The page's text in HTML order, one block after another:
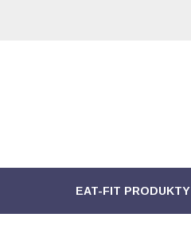
EAT-FIT PRODUKTY